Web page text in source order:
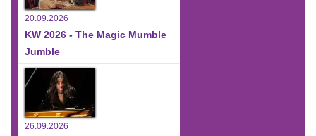
20.09.2026
KW 2026 - The Magic Mumble
Jumble
26.09.2026